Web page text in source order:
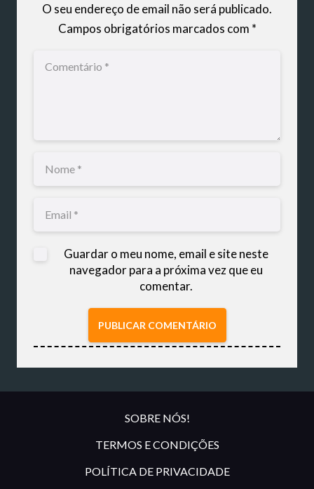
O seu endereço de email não será publicado.
Campos obrigatórios marcados com *
Guardar o meu nome, email e site neste
navegador para a próxima vez que eu
comentar.
PUBLICAR COMENTÁRIO
SOBRE NÓS!
TERMOS E CONDIÇÕES
POLÍTICA DE PRIVACIDADE